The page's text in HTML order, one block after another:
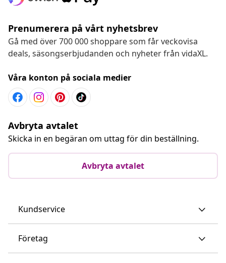
Prenumerera på vårt nyhetsbrev
Gå med över 700 000 shoppare som får veckovisa
deals, säsongserbjudanden och nyheter från vidaXL.
Våra konton på sociala medier
Avbryta avtalet
Skicka in en begäran om uttag för din beställning.
Avbryta avtalet
Kundservice
Företag